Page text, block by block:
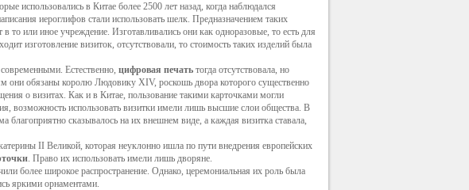
использовались в Китае более 2500 лет назад, когда наблюдался
иероглифов стали использовать шелк. Предназначением таких
или иное учреждение. Изготавливались они как одноразовые, то есть для
изготовление визиток, отсутствовали, то стоимость таких изделий была
Естественно, цифровая печать тогда отсутствовала, но
они обязаны королю Людовику XIV, роскошь двора которого существенно
о визитах. Как и в Китае, пользование такими карточками могли
возможность использовать визитки имели лишь высшие слои общества. В
благоприятно сказывалось на их внешнем виде, а каждая визитка ставала,
II Великой, которая неуклонно ишла по пути внедрения европейских
. Право их использовать имели лишь дворяне.
более широкое распространение. Однако, церемониальная их роль была
яркими орнаментами.